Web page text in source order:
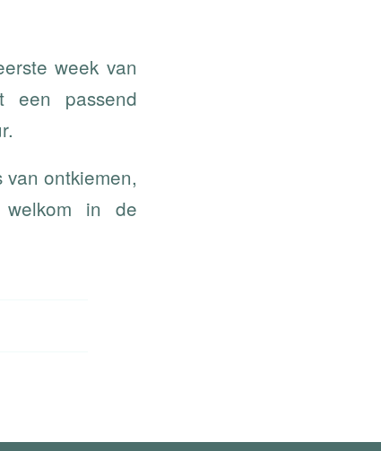
week van
een passend
ontkiemen,
in de